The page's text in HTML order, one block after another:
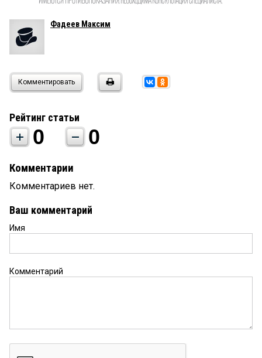
Фадеев Максим
Комментировать
Рейтинг статьи
0 0
Комментарии
Комментариев нет.
Ваш комментарий
Имя
Комментарий